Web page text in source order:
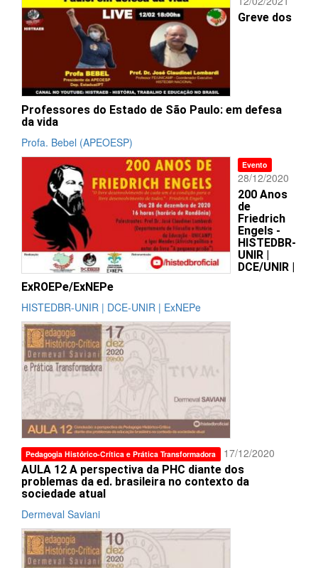
Greve dos
Professores do Estado de São Paulo: em defesa
da vida
Profa. Bebel (APEOESP)
Evento
28/12/2020
200 Anos
de
Friedrich
Engels -
HISTEDBR-
UNIR |
DCE/UNIR |
ExROEPe/ExNEPe
HISTEDBR-UNIR | DCE-UNIR | ExNEPe
Pedagogia Histórico-Crítica e Prática Transformadora 17/12/2020
AULA 12 A perspectiva da PHC diante dos
problemas da ed. brasileira no contexto da
sociedade atual
Dermeval Saviani